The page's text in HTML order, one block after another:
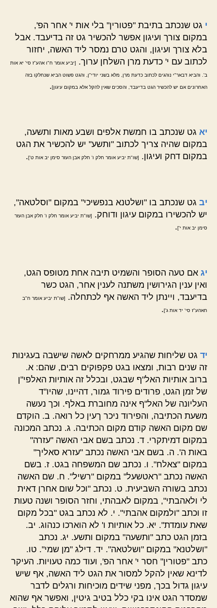
י גט שנכתב בתיבת "פטורין" בלי אות י' אחר הפ',
במקום צורך ועיגון אפשר להכשיר גט זה בדיעבד. אבל
בלא צורך ועיגון, והגט טרם נמסר ליד האשה, יחזור
לכתוב עם י' כדעת מרן השלחן ערוך.
[יביע אומר ח"ו אהע"ז סי' יא אות
ב'. והביא דבאר"י נוהגים לכתוב כדעת מרן, מלא בשני יודי"ן, והגט פשוט הביא שנחלקו בזה
האחרונים אם יש להכשיר הגט בדיעבד, והסכים שאין להקל אלא במקום עיגון].
יא גט שנכתב בו חמשת אלפים ושבע מאות ותשעה,
במקום שהיה צריך לכתוב "ותשע" יש להכשיר את הגט
במקום דחק ועיגון.
[שו"ת יביע אומר חלק ו' חלק אבן העזר סימן יב אות ט'].
יב גט שנכתב בו "ושלטנא בנפשיכי" במקום "וסלטאה",
יש להכשירו במקום עיגון ודוחק.
[שו"ת יביע אומר חלק ו' חלק אבן העזר
סימן יב אות י'].
יג אם טעה הסופר והשמיט תיבה אחת מטופס הגט,
ואין ענין הגירושין משתנה לענין אחר, הגט כשר
בדיעבד, ויינתן ליד האשה אף לכתחלה.
[שו"ת יביע אומר ח"ב
חאהע"ז סי' יד אות ג'].
יד גט שליחות שהגיע ממרחקים לאשה שישבה בעגינות
זה שנים רבות, ומצאו בגט פקפוקים רבים, שהם: א.
ברוב אותיות האל"ף שבגט, ובכלל זה אותיות האלפי"ן
של זמן הגט, פרודים פירוד גמור, דהיינו, שהיו"ד
העליונה של האל"ף אינה מחוברת באלף. וכך נעשה
משעת הכתיבה, והפירוד ניכר ךעין כל רואה. ב. הוקדם
שם מקום האשה קודם מקום הכתיבה. ג. נכתב המכונה
במקום דמיתקרי. ד. נכתב בשם אבי האשה "עזרה"
באות ה'. ה. בשם אבי האשה נכתב "עזרא סאליך"
במקום "צאלח". ו. נכתב שם המשפחה בגט. ז. בשם
האשה נכתב "ראטשעל" במקום "רשיל". ח. שם האשה
נכתב בשורה השביעית. ט. נכתב "וכל שום אחרן דאית
לי ולאהבתי", במקום לאבהתי, וחזר הסופר ושנה טעות
זו וכתב "ולמקום אהבתי". י. לא נכתב בגט "בכל מקום
שאת עומדת". יא. כל אותיות ו' לא הוארכו כנהוג. יב.
בזמן הגט כתב "ותשעה" במקום ותשע. יג. נכתב
"ושלטנא" במקום "ושלטאה". יד. דילג "מן שמי". טו.
כתב "פטורין" חסר י' אחר הפ', ועוד כמה טעויות. העיקר
לדינא שאין להקל למסור את הגט ליד האשה, אף שיש
עיגון גדול בכך, מפני שידים מוכיחות ורגלים לדבר
שמסדר הגט אינו בקי כלל בטיב גיטין, ואפשר אף שהוא